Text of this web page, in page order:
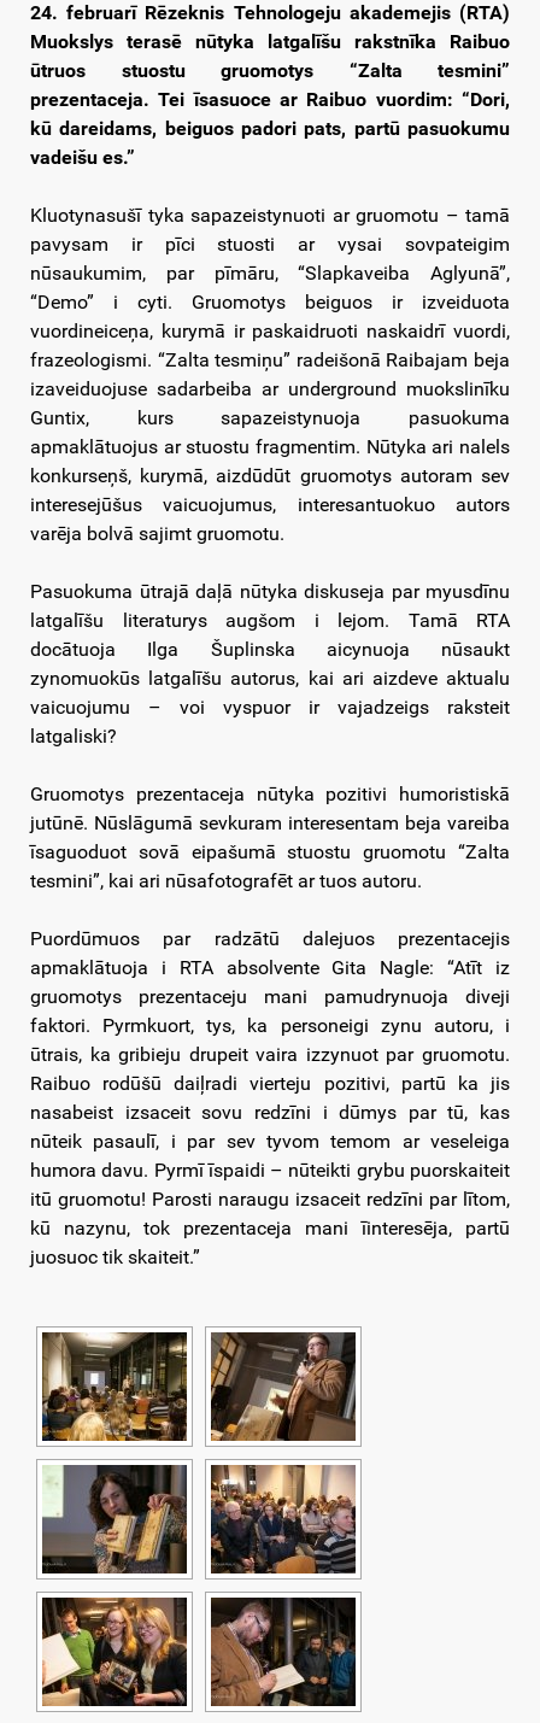
24. februarī Rēzeknis Tehnologeju akademejis (RTA)
Muokslys terasē nūtyka latgalīšu rakstnīka Raibuo
ūtruos stuostu gruomotys “Zalta tesmini”
prezentaceja. Tei īsasuoce ar Raibuo vuordim: “Dori,
kū dareidams, beiguos padori pats, partū pasuokumu
vadeišu es.”
Kluotynasušī tyka sapazeistynuoti ar gruomotu – tamā
pavysam ir pīci stuosti ar vysai sovpateigim
nūsaukumim, par pīmāru, “Slapkaveiba Aglyunā”,
“Demo” i cyti. Gruomotys beiguos ir izveiduota
vuordineiceņa, kurymā ir paskaidruoti naskaidrī vuordi,
frazeologismi. “Zalta tesmiņu” radeišonā Raibajam beja
izaveiduojuse sadarbeiba ar underground muokslinīku
Guntix, kurs sapazeistynuoja pasuokuma
apmaklātuojus ar stuostu fragmentim. Nūtyka ari nalels
konkurseņš, kurymā, aizdūdūt gruomotys autoram sev
interesejūšus vaicuojumus, interesantuokuo autors
varēja bolvā sajimt gruomotu.
Pasuokuma ūtrajā daļā nūtyka diskuseja par myusdīnu
latgalīšu literaturys augšom i lejom. Tamā RTA
docātuoja Ilga Šuplinska aicynuoja nūsaukt
zynomuokūs latgalīšu autorus, kai ari aizdeve aktualu
vaicuojumu – voi vyspuor ir vajadzeigs raksteit
latgaliski?
Gruomotys prezentaceja nūtyka pozitivi humoristiskā
jutūnē. Nūslāgumā sevkuram interesentam beja vareiba
īsaguoduot sovā eipašumā stuostu gruomotu “Zalta
tesmini”, kai ari nūsafotografēt ar tuos autoru.
Puordūmuos par radzātū dalejuos prezentacejis
apmaklātuoja i RTA absolvente Gita Nagle: “Atīt iz
gruomotys prezentaceju mani pamudrynuoja diveji
faktori. Pyrmkuort, tys, ka personeigi zynu autoru, i
ūtrais, ka gribieju drupeit vaira izzynuot par gruomotu.
Raibuo rodūšū daiļradi vierteju pozitivi, partū ka jis
nasabeist izsaceit sovu redzīni i dūmys par tū, kas
nūteik pasaulī, i par sev tyvom temom ar veseleiga
humora davu. Pyrmī īspaidi – nūteikti grybu puorskaiteit
itū gruomotu! Parosti naraugu izsaceit redzīni par lītom,
kū nazynu, tok prezentaceja mani īinteresēja, partū
juosuoc tik skaiteit.”